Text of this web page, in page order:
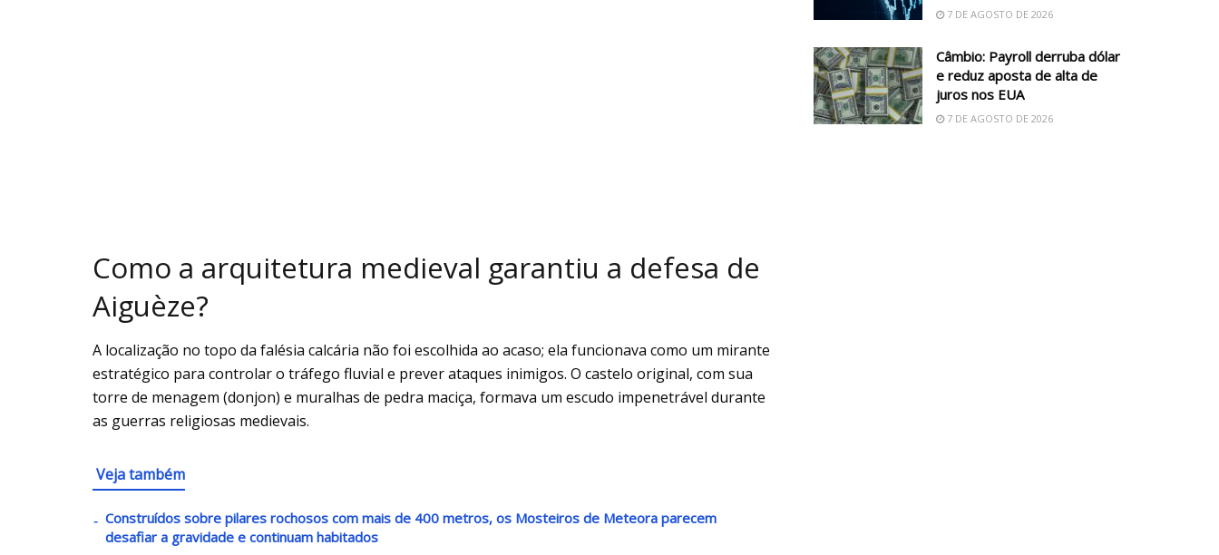
Como a arquitetura medieval garantiu a defesa de
Aiguèze?
A localização no topo da falésia calcária não foi escolhida ao acaso; ela funcionava como um mirante
estratégico para controlar o tráfego fluvial e prever ataques inimigos. O castelo original, com sua
torre de menagem (donjon) e muralhas de pedra maciça, formava um escudo impenetrável durante
as guerras religiosas medievais.
Veja também
Construídos sobre pilares rochosos com mais de 400 metros, os Mosteiros de Meteora parecem
desafiar a gravidade e continuam habitados
7 DE AGOSTO DE 2026
Câmbio: Payroll derruba dólar
e reduz aposta de alta de
juros nos EUA
7 DE AGOSTO DE 2026